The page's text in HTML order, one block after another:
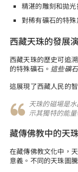
精湛的雕刻和拋
對稀有礦石的特
西藏天珠的發展
西藏天珠的歷史可追
的特殊礦石。 這些礦
這展現了西藏人民的
天珠的磁場是
示其獨特的能量
藏傳佛教中的天
在藏傳佛教文化中，
意義。不同的天珠圖